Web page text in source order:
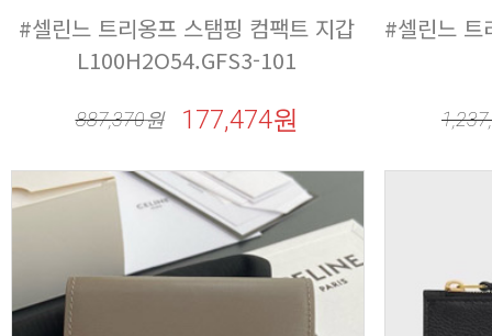
L100H2O54.GFS3-101
887,370원 177,474원